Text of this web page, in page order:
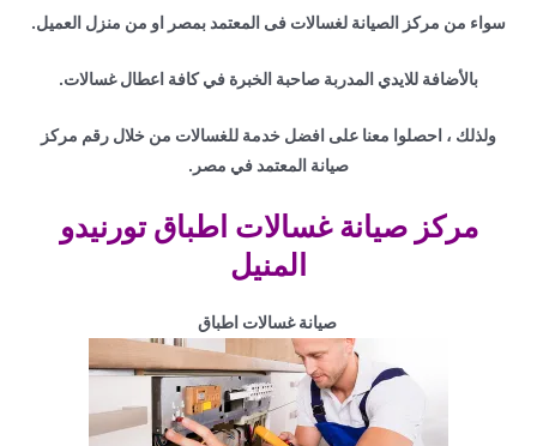
سواء من مركز الصيانة لغسالات فى المعتمد بمصر او من منزل العميل.
بالأضافة للايدي المدربة صاحبة الخبرة في كافة اعطال غسالات.
ولذلك ، احصلوا معنا على افضل خدمة للغسالات من خلال رقم مركز
صيانة المعتمد في مصر.
مركز صيانة غسالات اطباق تورنيدو
المنيل
صيانة غسالات اطباق